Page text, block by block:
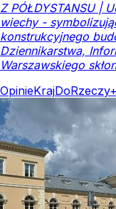
Z PÓŁDYSTANSU |
wiechy -
konstrukcyjnego
Dziennikarstwa,
Warszawskiego
OpinieKrajDoRzeczy+